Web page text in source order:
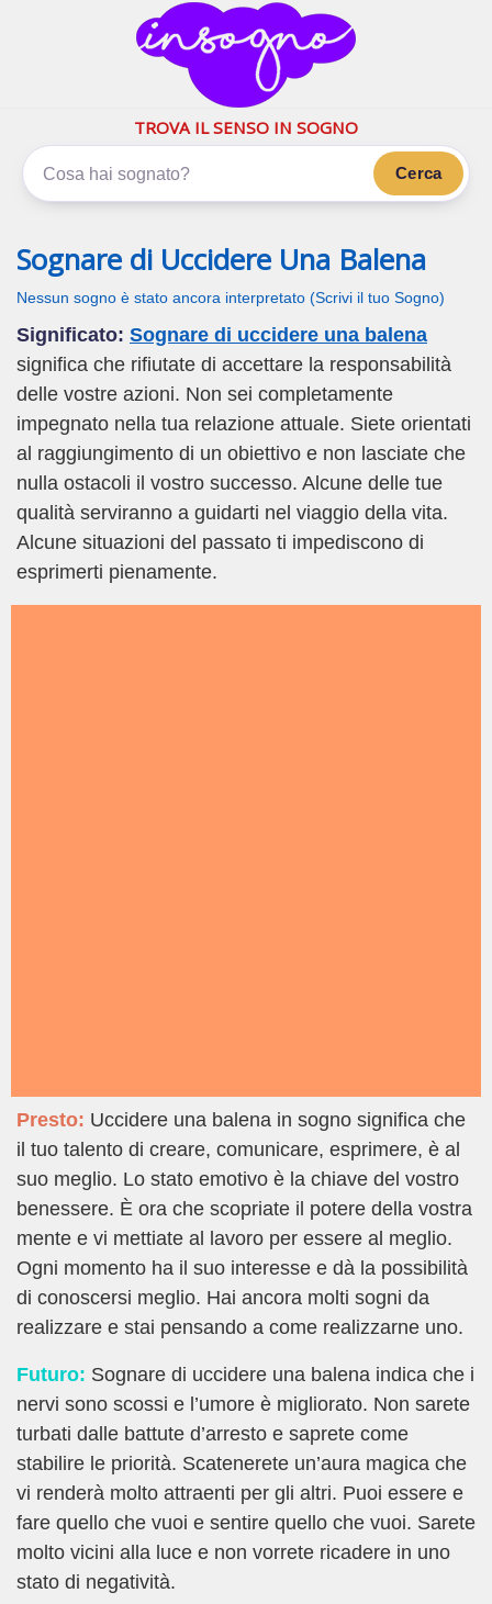
inSogno.com
I sogni significano di piùTROVA IL SENSO IN SOGNO
Cerca
Sognare di Uccidere Una Balena
Nessun sogno è stato ancora interpretato (Scrivi il tuo Sogno)
Significato: Sognare di uccidere una balena
significa che rifiutate di accettare la responsabilità
delle vostre azioni. Non sei completamente
impegnato nella tua relazione attuale. Siete orientati
al raggiungimento di un obiettivo e non lasciate che
nulla ostacoli il vostro successo. Alcune delle tue
qualità serviranno a guidarti nel viaggio della vita.
Alcune situazioni del passato ti impediscono di
esprimerti pienamente.
Presto: Uccidere una balena in sogno significa che
il tuo talento di creare, comunicare, esprimere, è al
suo meglio. Lo stato emotivo è la chiave del vostro
benessere. È ora che scopriate il potere della vostra
mente e vi mettiate al lavoro per essere al meglio.
Ogni momento ha il suo interesse e dà la possibilità
di conoscersi meglio. Hai ancora molti sogni da
realizzare e stai pensando a come realizzarne uno.
Futuro: Sognare di uccidere una balena indica che i
nervi sono scossi e l’umore è migliorato. Non sarete
turbati dalle battute d’arresto e saprete come
stabilire le priorità. Scatenerete un’aura magica che
vi renderà molto attraenti per gli altri. Puoi essere e
fare quello che vuoi e sentire quello che vuoi. Sarete
molto vicini alla luce e non vorrete ricadere in uno
stato di negatività.